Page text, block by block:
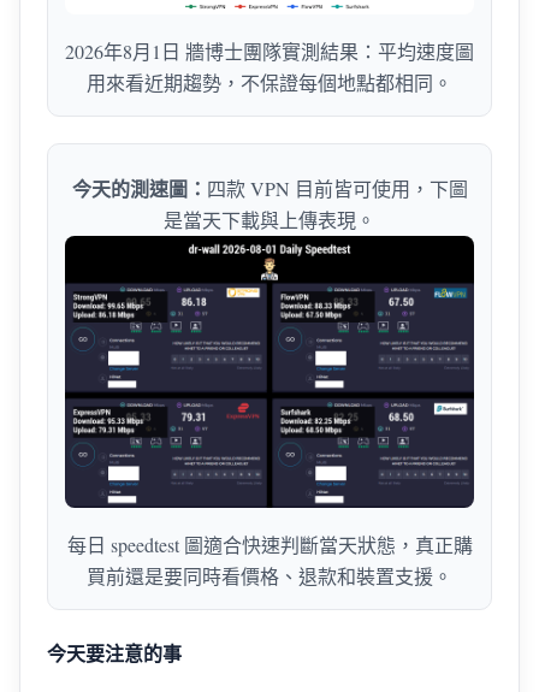
2026年8月1日 牆博士團隊實測結果：平均速度圖
用來看近期趨勢，不保證每個地點都相同。
今天的測速圖： 四款 VPN 目前皆可使用，下圖
是當天下載與上傳表現。
每日 speedtest 圖適合快速判斷當天狀態，真正購
買前還是要同時看價格、退款和裝置支援。
今天要注意的事